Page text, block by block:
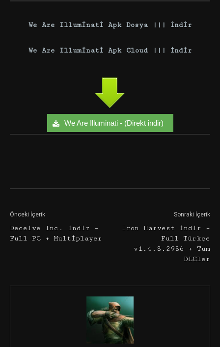
We Are Illuminati Apk Dosya ||| İndir
We Are Illuminati Apk Cloud ||| İndir
We Are Illuminati - (Direkt indir)
Önceki İçerik
Deceive Inc. İndir –
Full PC + Multiplayer
Sonraki İçerik
Iron Harvest İndir –
Full Türkçe
v1.4.8.2986 + Tüm
DLCler